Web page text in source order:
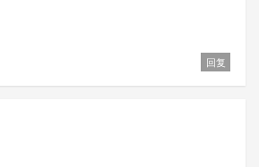
回复